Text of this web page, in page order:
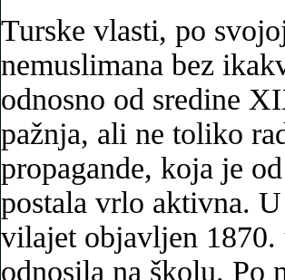
Turske vlasti, po
nemuslimana bez
odnosno od sredine
pažnja, ali ne toliko
propagande, koja je
postala vrlo aktivna.
vilajet objavljen 1870.
odnosila na školu. Po